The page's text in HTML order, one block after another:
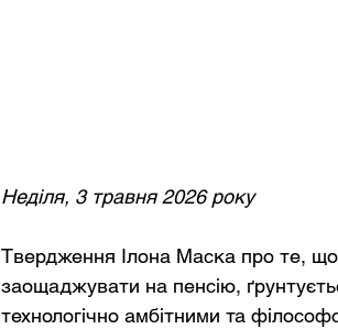
Неділя, 3 травня 2026 року
Твердження Ілона Маска про те,
заощаджувати на пенсію,
технологічно амбітними та